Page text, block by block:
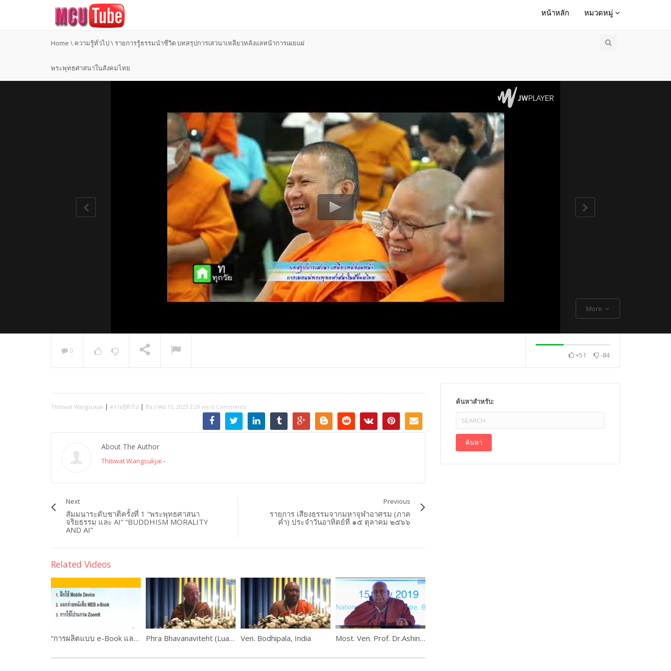
หน้าหลัก หมวดหมู่
Home \ ความรู้ทั่วไป\รายการรู้ธรรมนำชีวิต บทสรุปการเสวนาเหลียวหลังแลหน้าการเผยแผ่
พระพุทธศาสนาในสังคมไทย
More
Most Ven Dr. Thch Quang
0 +51 -84
Thitiwat Wangsukjai | ความรู้ทั่วไป | ธันวาคม 15, 2023 2:29 am 0 Comments
About The Author
Thitiwat Wangsukjai -
Next
สัมมนาระดับชาติครั้งที่ 1 “พระพุทธศาสนา
จริยธรรม และ AI” “BUDDHISM MORALITY
AND AI”
Previous
รายการ เสียงธรรมจากมหาจุฬาอาศรม (ภาค
ค่ำ) ประจำวันอาทิตย์ที่ ๑๕ ตุลาคม ๒๕๖๖
Related Videos
“การผลิตแบบ e-Book และการใช้งานระบบ M-Learning ” ดร.เกษม แสงนนท์ และคณะ WORKSHOP 1 PART #3 Phra Bhavanaviteht (Luangpor Khammadhammo) Ven. Bodhipala, India Most. Ven. Prof. Dr.Ashin Nyanissara
ค้นหาสำหรับ: